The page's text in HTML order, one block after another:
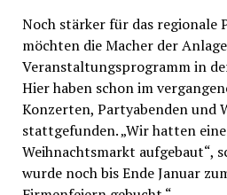
Noch stärker für das regionale
möchten die Macher der
Veranstaltungsprogramm in
Hier haben schon im
Konzerten, Partyabenden und
stattgefunden. „Wir hatten
Weihnachtsmarkt aufgebaut“,
wurde noch bis Ende Januar